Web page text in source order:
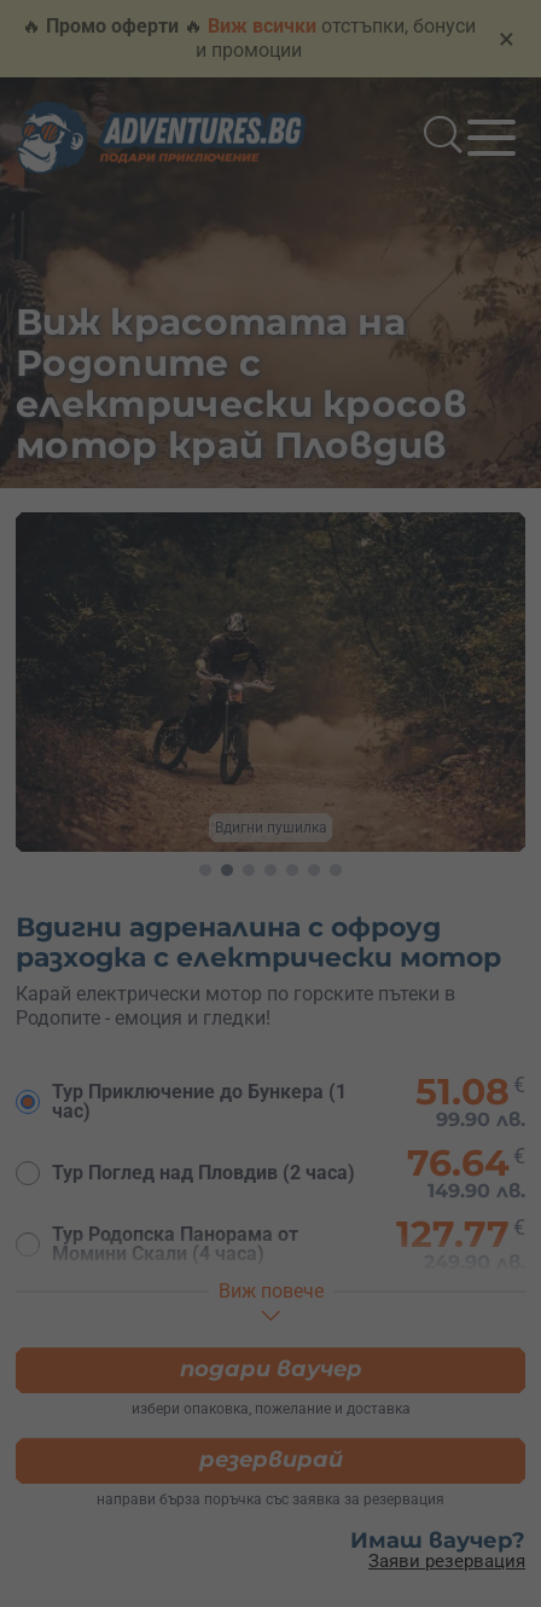
🔥 Промо оферти 🔥 Виж всички отстъпки, бонуси
и промоции
×
Виж красотата на
Родопите с
електрически кросов
мотор край Пловдив
Карай с компанията
Вдигни адреналина с офроуд
разходка с електрически мотор
Карай електрически мотор по горските пътеки в
Родопите - емоция и гледки!
Тур Приключение до Бункера (1
час)
51.08 €
99.90 лв.
Тур Поглед над Пловдив (2 часа) 76.64€
149.90 лв.
Тур Родопска Панорама от
Момини Скали (4 часа)
127.77 €
Виж повече
подари ваучер
избери опаковка, пожелание и доставка
резервирай
направи бърза поръчка със заявка за резервация
Имаш ваучер?
Заяви резервация